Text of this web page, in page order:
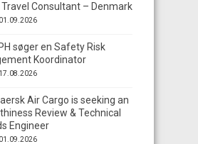
Consultant – Denmark
søger en Safety Risk
Koordinator
Air Cargo is seeking an
Review & Technical
Engineer